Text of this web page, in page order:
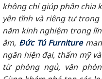
không chỉ giúp phân chia
yên tĩnh và riêng tư trong
năm kinh nghiệm trong
âm, Đức Tú Furniture
ngăn hiện đại, thẩm mỹ
từ phòng ngủ, văn